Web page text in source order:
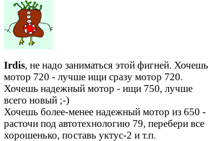
Irdis, не надо заниматься этой фигней. Хочешь
мотор 720 - лучше ищи сразу мотор 720.
Хочешь надежный мотор - ищи 750, лучше
всего новый ;-)
Хочешь более-менее надежный мотор из 650 -
расточи под автотехнологию 79, перебери все
хорошенько, поставь уктус-2 и т.п.